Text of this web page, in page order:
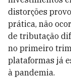
distorções
prática, não
de tributação
no primeiro
plataformas já
à pandemia.